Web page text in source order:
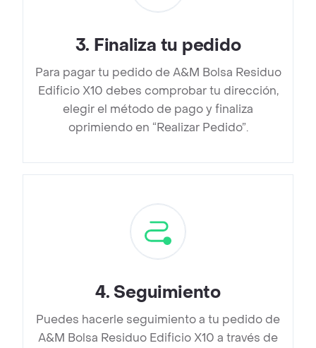
3. Finaliza tu pedido
Para pagar tu pedido de A&M Bolsa Residuo
Edificio X10 debes comprobar tu dirección,
elegir el método de pago y finaliza
oprimiendo en “Realizar Pedido”.
4. Seguimiento
Puedes hacerle seguimiento a tu pedido de
A&M Bolsa Residuo Edificio X10 a través de